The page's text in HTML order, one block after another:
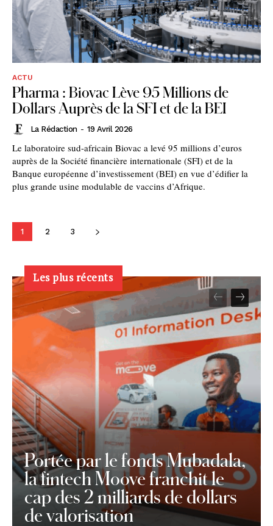
ACTU
Pharma : Biovac Lève 95 Millions de
Dollars Auprès de la SFI et de la BEI
La Rédaction - 19 Avril 2026
Le laboratoire sud-africain Biovac a levé 95 millions d’euros
auprès de la Société financière internationale (SFI) et de la
Banque européenne d’investissement (BEI) en vue d’édifier la
plus grande usine modulable de vaccins d’Afrique.
1 2 3
Les plus récents
Portée par le fonds Mubadala,
la fintech Moove franchit le
cap des 2 milliards de dollars
de valorisation